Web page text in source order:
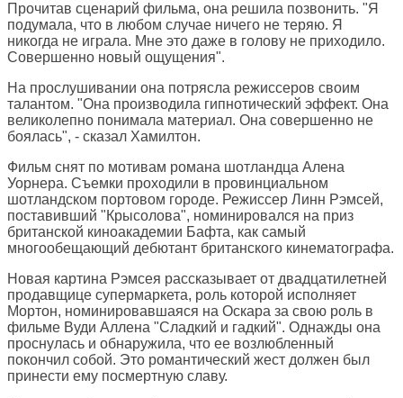
Прочитав сценарий фильма, она решила позвонить. "Я
подумала, что в любом случае ничего не теряю. Я
никогда не играла. Мне это даже в голову не приходило.
Совершенно новый ощущения".
На прослушивании она потрясла режиссеров своим
талантом. "Она производила гипнотический эффект. Она
великолепно понимала материал. Она совершенно не
боялась", - сказал Хамилтон.
Фильм снят по мотивам романа шотландца Алена
Уорнера. Съемки проходили в провинциальном
шотландском портовом городе. Режиссер Линн Рэмсей,
поставивший "Крысолова", номинировался на приз
британской киноакадемии Бафта, как самый
многообещающий дебютант британского кинематографа.
Новая картина Рэмсея рассказывает от двадцатилетней
продавщице супермаркета, роль которой исполняет
Мортон, номинировавшаяся на Оскара за свою роль в
фильме Вуди Аллена "Сладкий и гадкий". Однажды она
проснулась и обнаружила, что ее возлюбленный
покончил собой. Это романтический жест должен был
принести ему посмертную славу.